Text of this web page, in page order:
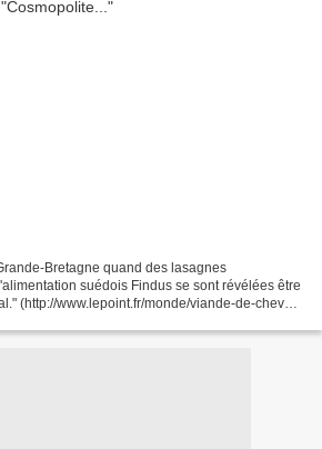
Bretagne quand des lasagnes
suédois Findus se sont révélées être
(http://www.lepoint.fr/monde/viande-de-cheval-